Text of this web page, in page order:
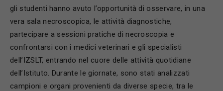
gli studenti hanno avuto l’opportunità di osservare, in una
vera sala necroscopica, le attività diagnostiche,
partecipare a sessioni pratiche di necroscopia e
confrontarsi con i medici veterinari e gli specialisti
dell’IZSLT, entrando nel cuore delle attività quotidiane
dell’Istituto. Durante le giornate, sono stati analizzati
campioni e organi provenienti da diverse specie, tra le